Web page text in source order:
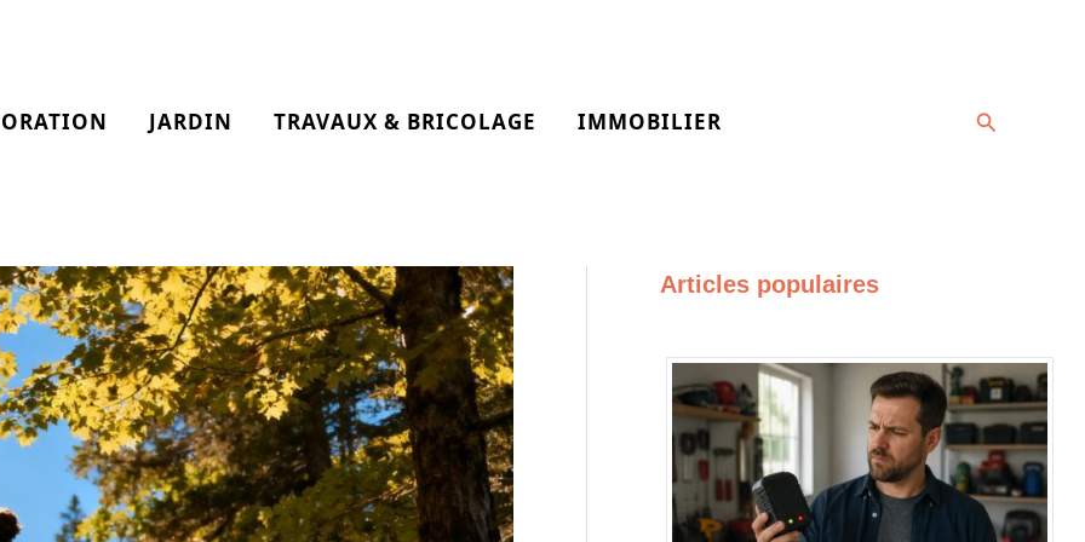
JARDIN TRAVAUX & BRICOLAGE IMMOBILIER
Articles populaires